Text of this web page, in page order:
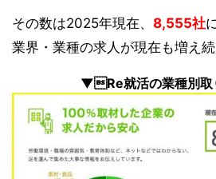
その数は2025年現在、 8,555社
業界・業種の求人が現在も増え続
▼Re就活の業種別取